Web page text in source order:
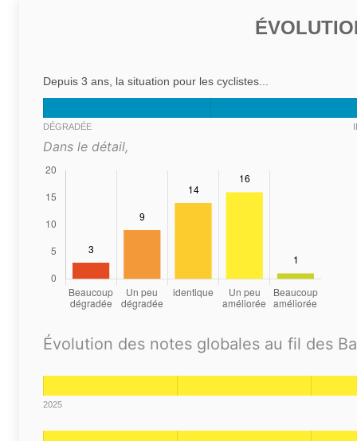
Depuis 3 ans, la situation pour les cyclistes...
DÉGRADÉE
Dans le détail,
Évolution des notes globales au fil des
2025